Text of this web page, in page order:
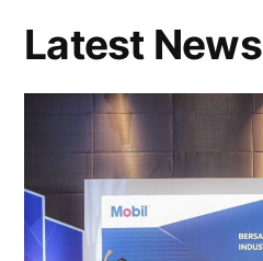
Latest News